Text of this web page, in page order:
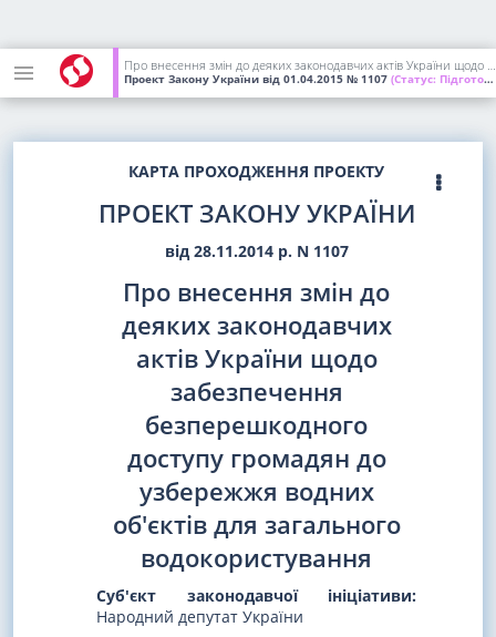
Про внесення змін до деяких законодавчих актів України щодо забезпечення безперешкодного доступу громадян до узбережжя водних об'єктів для загального водокористування
Проект Закону України від 01.04.2015 № 1107 (Статус: Підготовлений до 2-го читання)
КАРТА ПРОХОДЖЕННЯ ПРОЕКТУ
ПРОЕКТ ЗАКОНУ УКРАЇНИ
від 28.11.2014 р. N 1107
Про внесення змін до
деяких законодавчих
актів України щодо
забезпечення
безперешкодного
доступу громадян до
узбережжя водних
об'єктів для загального
водокористування
Суб'єкт законодавчої ініціативи:
Народний депутат України